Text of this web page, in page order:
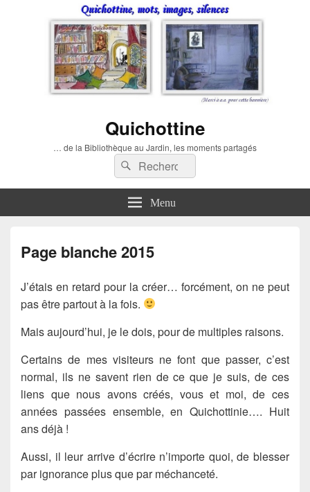
Quichottine
… de la Bibliothèque au Jardin, les moments partagés
Recherche :
Rechercher
Menu
Page blanche 2015
J’étais en retard pour la créer… forcément, on ne peut
pas être partout à la fois.
Mais aujourd’hui, je le dois, pour de multiples raisons.
Certains de mes visiteurs ne font que passer, c’est
normal, ils ne savent rien de ce que je suis, de ces
liens que nous avons créés, vous et moi, de ces
années passées ensemble, en Quichottinie…. Huit
ans déjà !
Aussi, il leur arrive d’écrire n’importe quoi, de blesser
par ignorance plus que par méchanceté.